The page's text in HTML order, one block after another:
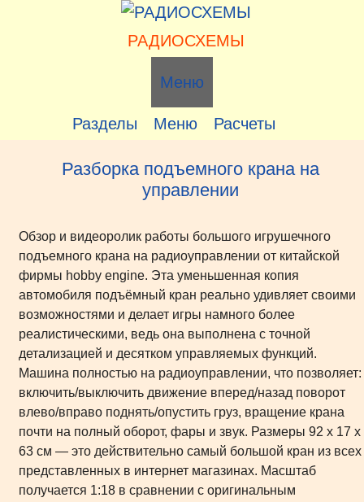
РАДИОСХЕМЫ
Меню
Разделы Меню Расчеты
Разборка подъемного крана на
управлении
Обзор и видеоролик работы большого игрушечного
подъемного крана на радиоуправлении от китайской
фирмы hobby engine. Эта уменьшенная копия
автомобиля подъёмный кран реально удивляет своими
возможностями и делает игры намного более
реалистическими, ведь она выполнена с точной
детализацией и десятком управляемых функций.
Машина полностью на радиоуправлении, что позволяет:
включить/выключить движение вперед/назад поворот
влево/вправо поднять/опустить груз, вращение крана
почти на полный оборот, фары и звук. Размеры 92 х 17 х
63 см — это действительно самый большой кран из всех
представленных в интернет магазинах. Масштаб
получается 1:18 в сравнении с оригинальным